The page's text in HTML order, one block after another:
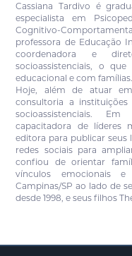
Cassiana Tardivo é
especialista em
Cognitivo-
professora de Educação
coordenadora e
socioassistenciais, o
educacional e com famílias.
Hoje, além de atuar
consultoria a
socioassistenciais.
capacitadora de líderes
editora para publicar seus
redes sociais para
confiou de orientar
vínculos emocionais
Campinas/SP ao lado de
desde 1998, e seus filhos